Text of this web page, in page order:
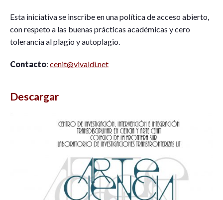
Esta iniciativa se inscribe en una política de acceso abierto,
con respeto a las buenas prácticas académicas y cero
tolerancia al plagio y autoplagio.
Contacto: cenit@vivaldi.net
Descargar